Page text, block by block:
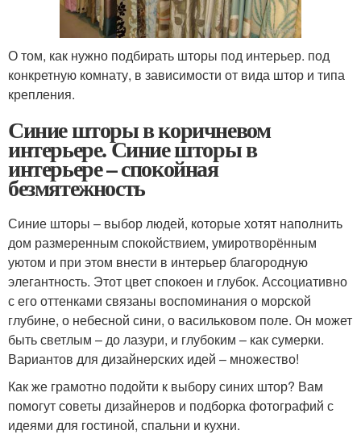
О том, как нужно подбирать шторы под интерьер. под
конкретную комнату, в зависимости от вида штор и типа
крепления.
Синие шторы в коричневом
интерьере. Синие шторы в
интерьере – спокойная
безмятежность
Синие шторы – выбор людей, которые хотят наполнить
дом размеренным спокойствием, умиротворённым
уютом и при этом внести в интерьер благородную
элегантность. Этот цвет спокоен и глубок. Ассоциативно
с его оттенками связаны воспоминания о морской
глубине, о небесной сини, о васильковом поле. Он может
быть светлым – до лазури, и глубоким – как сумерки.
Вариантов для дизайнерских идей – множество!
Как же грамотно подойти к выбору синих штор? Вам
помогут советы дизайнеров и подборка фотографий с
идеями для гостиной, спальни и кухни.